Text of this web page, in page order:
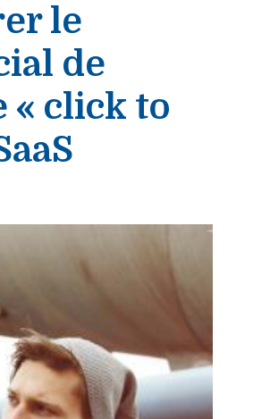
le
de
« click to